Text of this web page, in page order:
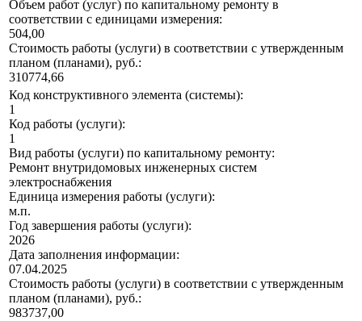
Объем работ (услуг) по капитальному ремонту в
соответствии с единицами измерения:
504,00
Стоимость работы (услуги) в соответствии с утвержденным
планом (планами), руб.:
310774,66
Код конструктивного элемента (системы):
1
Код работы (услуги):
1
Вид работы (услуги) по капитальному ремонту:
Ремонт внутридомовых инженерных систем
электроснабжения
Единица измерения работы (услуги):
м.п.
Год завершения работы (услуги):
2026
Дата заполнения информации:
07.04.2025
Стоимость работы (услуги) в соответствии с утвержденным
планом (планами), руб.:
983737,00